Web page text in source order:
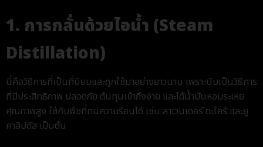
1. การกลั่นด้วยไอน้ำ (Steam
Distillation)
นี่คือวิธีการที่เป็นที่นิยมและถูกใช้มาอย่างยาวนาน เพราะนับเป็นวิธีการ
ที่มีประสิทธิภาพ ปลอดภัย ต้นทุนเข้าถึงง่าย และได้น้ำมันหอมระเหย
คุณภาพสูง ใช้กับพืชที่ทนความร้อนได้ เช่น ลาเวนเดอร์ ตะไคร้ และยู
คาลิปตัส เป็นต้น